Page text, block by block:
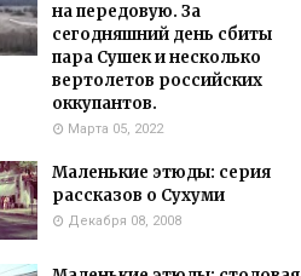
на передовую. За
сегодняшний день сбиты
пара Сушек и несколько
вертолетов российских
оккупантов.
Марта 05, 2022
Маленькие этюды: серия
рассказов о Сухуми
Декабря 08, 2008